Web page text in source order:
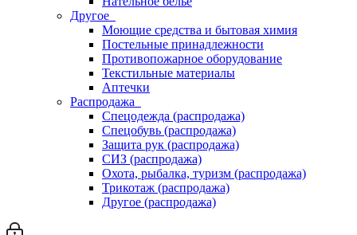
Другое
Моющие средства и бытовая химия
Постельные принадлежности
Противопожарное оборудование
Текстильные материалы
Аптечки
Распродажа
Спецодежда (распродажа)
Спецобувь (распродажа)
Защита рук (распродажа)
СИЗ (распродажа)
Охота, рыбалка, туризм (распродажа)
Трикотаж (распродажа)
Другое (распродажа)